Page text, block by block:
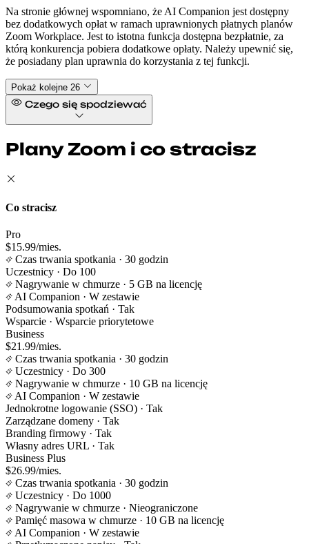
Na stronie głównej wspomniano, że AI Companion jest dostępny
bez dodatkowych opłat w ramach uprawnionych płatnych planów
Zoom Workplace. Jest to istotna funkcja dostępna bezpłatnie, za
którą konkurencja pobiera dodatkowe opłaty. Należy upewnić się,
że posiadany plan uprawnia do korzystania z tej funkcji.
Pokaż kolejne 26
Czego się spodziewać
Plany Zoom i co stracisz
Co stracisz
Pro
$15.99/mies.
Czas trwania spotkania · 30 godzin
Uczestnicy · Do 100
Nagrywanie w chmurze · 5 GB na licencję
AI Companion · W zestawie
Podsumowania spotkań · Tak
Wsparcie · Wsparcie priorytetowe
Business
$21.99/mies.
Czas trwania spotkania · 30 godzin
Uczestnicy · Do 300
Nagrywanie w chmurze · 10 GB na licencję
AI Companion · W zestawie
Jednokrotne logowanie (SSO) · Tak
Zarządzane domeny · Tak
Branding firmowy · Tak
Własny adres URL · Tak
Business Plus
$26.99/mies.
Czas trwania spotkania · 30 godzin
Uczestnicy · Do 1000
Nagrywanie w chmurze · Nieograniczone
Pamięć masowa w chmurze · 10 GB na licencję
AI Companion · W zestawie